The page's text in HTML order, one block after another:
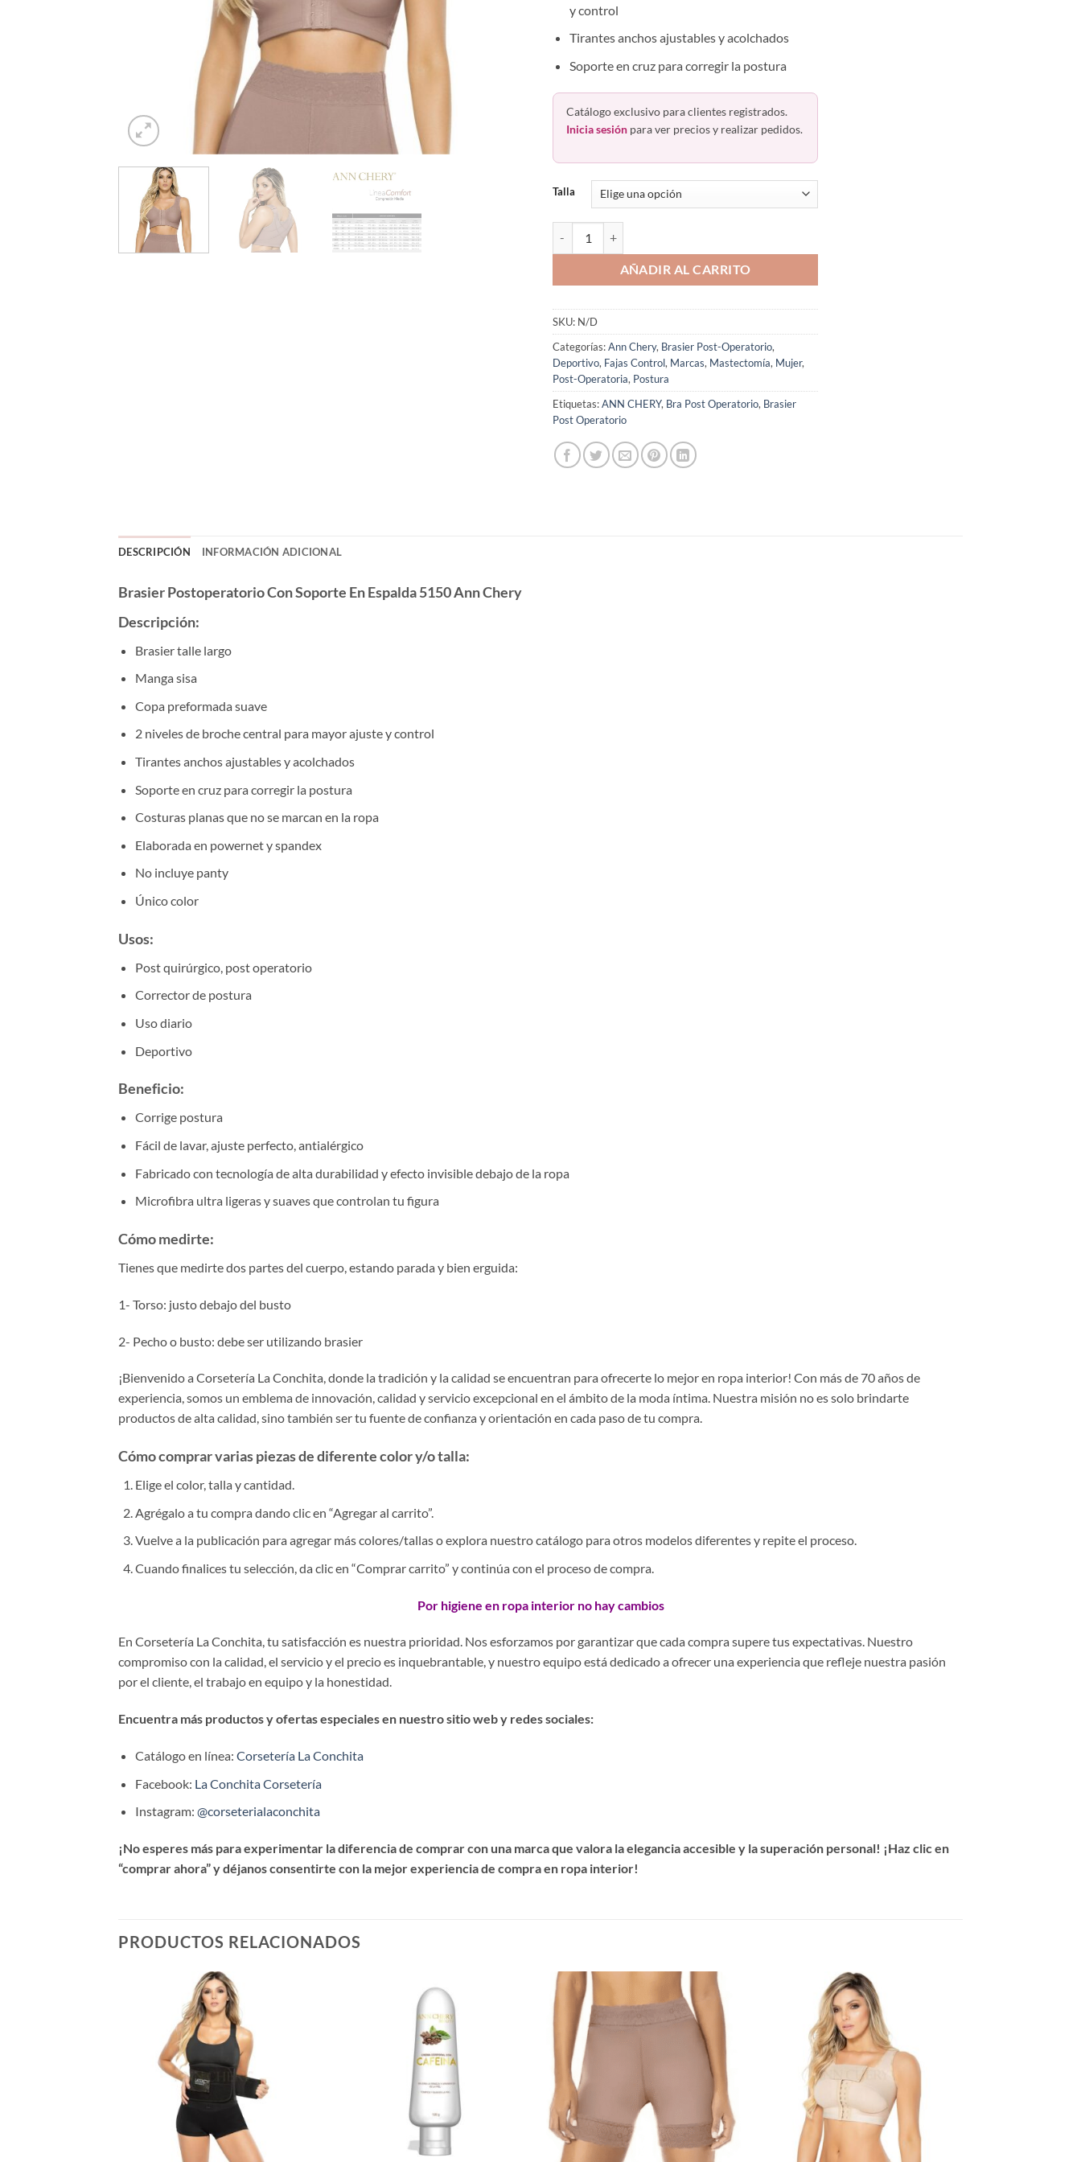
y control
Tirantes anchos ajustables y acolchados
Soporte en cruz para corregir la postura
Catálogo exclusivo para clientes registrados.
Inicia sesión para ver precios y realizar pedidos.
Talla
AÑADIR AL CARRITO
SKU: N/D
Categorías:Ann Chery, Brasier Post-Operatorio,
Deportivo, Fajas Control, Marcas, Mastectomía, Mujer,
Post-Operatoria, Postura
Etiquetas:ANN CHERY, Bra Post Operatorio, Brasier
Post Operatorio
DESCRIPCIÓN INFORMACIÓN ADICIONAL
Brasier Postoperatorio Con Soporte En Espalda 5150 Ann Chery
Descripción:
Brasier talle largo
Manga sisa
Copa preformada suave
2 niveles de broche central para mayor ajuste y control
Tirantes anchos ajustables y acolchados
Soporte en cruz para corregir la postura
Costuras planas que no se marcan en la ropa
Elaborada en powernet y spandex
No incluye panty
Único color
Usos:
Post quirúrgico, post operatorio
Corrector de postura
Uso diario
Deportivo
Beneficio:
Corrige postura
Fácil de lavar, ajuste perfecto, antialérgico
Fabricado con tecnología de alta durabilidad y efecto invisible debajo de la ropa
Microfibra ultra ligeras y suaves que controlan tu figura
Cómo medirte:
Tienes que medirte dos partes del cuerpo, estando parada y bien erguida:
1- Torso: justo debajo del busto
2- Pecho o busto: debe ser utilizando brasier
¡Bienvenido a Corsetería La Conchita, donde la tradición y la calidad se encuentran para ofrecerte lo mejor en ropa interior! Con más de 70 años de
experiencia, somos un emblema de innovación, calidad y servicio excepcional en el ámbito de la moda íntima. Nuestra misión no es solo brindarte
productos de alta calidad, sino también ser tu fuente de confianza y orientación en cada paso de tu compra.
Cómo comprar varias piezas de diferente color y/o talla:
Elige el color, talla y cantidad.
Agrégalo a tu compra dando clic en “Agregar al carrito”.
Vuelve a la publicación para agregar más colores/tallas o explora nuestro catálogo para otros modelos diferentes y repite el proceso.
Cuando finalices tu selección, da clic en “Comprar carrito” y continúa con el proceso de compra.
Por higiene en ropa interior no hay cambios
En Corsetería La Conchita, tu satisfacción es nuestra prioridad. Nos esforzamos por garantizar que cada compra supere tus expectativas. Nuestro
compromiso con la calidad, el servicio y el precio es inquebrantable, y nuestro equipo está dedicado a ofrecer una experiencia que refleje nuestra pasión
por el cliente, el trabajo en equipo y la honestidad.
Encuentra más productos y ofertas especiales en nuestro sitio web y redes sociales:
Catálogo en línea: Corsetería La Conchita
Facebook: La Conchita Corsetería
Instagram: @corseterialaconchita
¡No esperes más para experimentar la diferencia de comprar con una marca que valora la elegancia accesible y la superación personal! ¡Haz clic en
“comprar ahora” y déjanos consentirte con la mejor experiencia de compra en ropa interior!
PRODUCTOS RELACIONADOS